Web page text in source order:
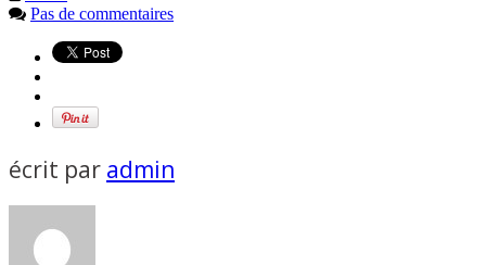
Pas de commentaires
écrit par admin